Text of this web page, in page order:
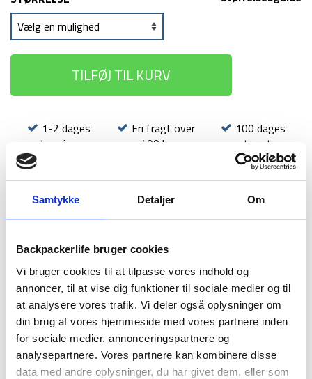
Samtykke Detaljer Om
Backpackerlife bruger cookies
Vi bruger cookies til at tilpasse vores indhold og
annoncer, til at vise dig funktioner til sociale medier og til
at analysere vores trafik. Vi deler også oplysninger om
din brug af vores hjemmeside med vores partnere inden
for sociale medier, annonceringspartnere og
analysepartnere. Vores partnere kan kombinere disse
data med andre oplysninger, du har givet dem, eller som
TILFØJ TIL KURV
1-2 dages
levering
Fri fragt over
499 kr
100 dages
returret
BESKRIVELSE
YDERLIGERE INFORMATION
BRAND
FAQ